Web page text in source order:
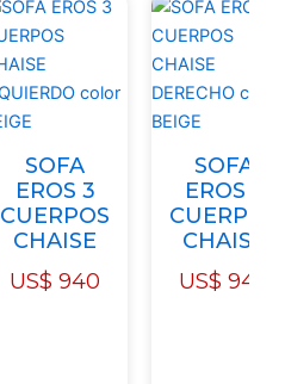
SOFA
EROS 3
CUERPOS
CHAISE
US$ 940
SOFA
EROS 3
CUERPOS
CHAISE
US$ 940